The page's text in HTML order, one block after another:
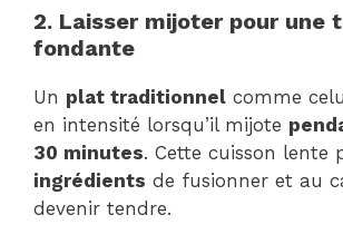
2. Laisser mijoter pour une
fondante
Un plat traditionnel comme
en intensité lorsqu’il mijote
30 minutes. Cette cuisson lente
ingrédients de fusionner et au
devenir tendre.